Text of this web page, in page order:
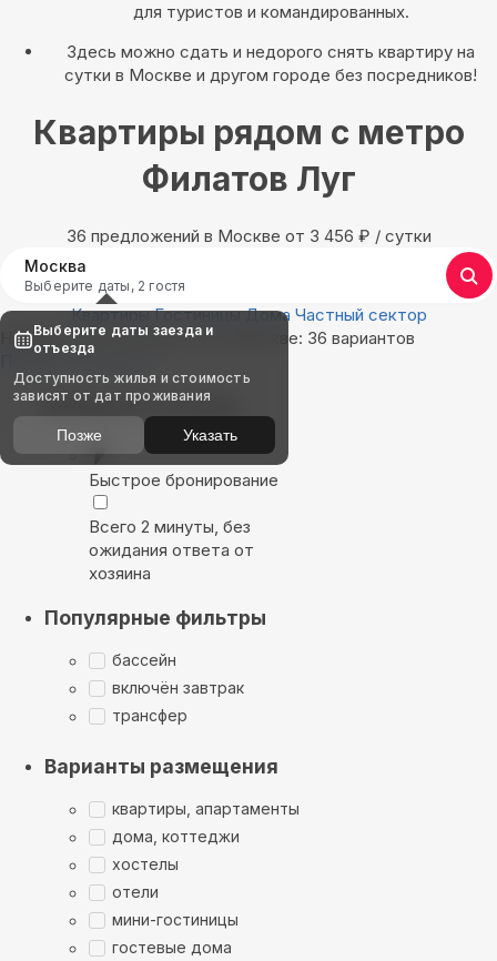
для туристов и командированных.
Здесь можно сдать и недорого снять квартиру на
сутки в Москве и другом городе без посредников!
Квартиры рядом с метро
Филатов Луг
36 предложений в Москве oт 3 456 ₽ / сутки
Москва
Выберите даты, 2 гостя
Квартиры Гостиницы Дома Частный сектор
Найдём, где остановиться в Москве: 36 вариантов
Показать на карте
Выбирайте лучшее
Быстрое бронирование
Всего 2 минуты, без
ожидания ответа от
хозяина
Популярные фильтры
бассейн
включён завтрак
трансфер
Варианты размещения
квартиры, апартаменты
дома, коттеджи
хостелы
отели
мини-гостиницы
гостевые дома
Выберите даты заезда и
отъезда
Доступность жилья и стоимость
зависят от дат проживания
Позже Указать